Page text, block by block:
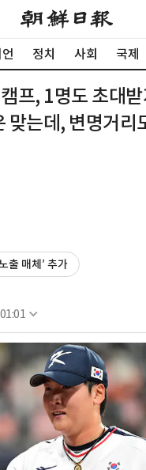
정치 사회 국제
프, 1명도 초대
는데, 변명거리
출 매체’ 추가